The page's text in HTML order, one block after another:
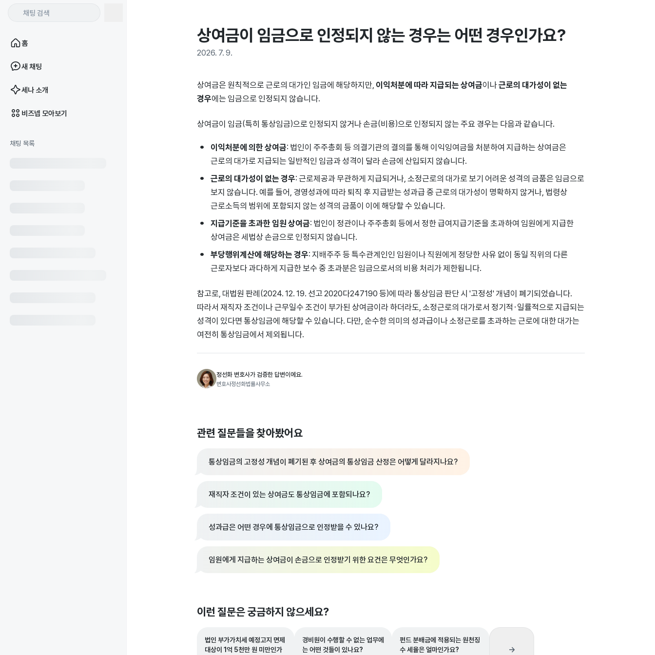
홈
새 채팅
세나 소개
비즈넵 모아보기
채팅 목록
상여금이 임금으로 인정되지 않는 경우는 어떤 경우인가요?
2026. 7. 9.
상여금은 원칙적으로 근로의 대가인 임금에 해당하지만, 이익처분에 따라 지급되는 상여금이나근로의 대가성이 없는
경우에는 임금으로 인정되지 않습니다.
상여금이 임금(특히 통상임금)으로 인정되지 않거나 손금(비용)으로 인정되지 않는 주요 경우는 다음과 같습니다.
이익처분에 의한 상여금: 법인이 주주총회 등 의결기관의 결의를 통해 이익잉여금을 처분하여 지급하는 상여금은
근로의 대가로 지급되는 일반적인 임금과 성격이 달라 손금에 산입되지 않습니다.
근로의 대가성이 없는 경우: 근로제공과 무관하게 지급되거나, 소정근로의 대가로 보기 어려운 성격의 금품은 임금으로
보지 않습니다. 예를 들어, 경영성과에 따라 퇴직 후 지급받는 성과급 중 근로의 대가성이 명확하지 않거나, 법령상
근로소득의 범위에 포함되지 않는 성격의 금품이 이에 해당할 수 있습니다.
지급기준을 초과한 임원 상여금: 법인이 정관이나 주주총회 등에서 정한 급여지급기준을 초과하여 임원에게 지급한
상여금은 세법상 손금으로 인정되지 않습니다.
부당행위계산에 해당하는 경우: 지배주주 등 특수관계인인 임원이나 직원에게 정당한 사유 없이 동일 직위의 다른
근로자보다 과다하게 지급한 보수 중 초과분은 임금으로서의 비용 처리가 제한됩니다.
참고로, 대법원 판례(2024. 12. 19. 선고 2020다247190 등)에 따라 통상임금 판단 시 '고정성' 개념이 폐기되었습니다.
따라서 재직자 조건이나 근무일수 조건이 부가된 상여금이라 하더라도, 소정근로의 대가로서 정기적·일률적으로 지급되는
성격이 있다면 통상임금에 해당할 수 있습니다. 다만, 순수한 의미의 성과급이나 소정근로를 초과하는 근로에 대한 대가는
여전히 통상임금에서 제외됩니다.
정선화 변호사가 검증한 답변이에요.
변호사정선화법률사무소
관련 질문들을 찾아봤어요
통상임금의 고정성 개념이 폐기된 후 상여금의 통상임금 산정은 어떻게 달라지나요?
재직자 조건이 있는 상여금도 통상임금에 포함되나요?
성과급은 어떤 경우에 통상임금으로 인정받을 수 있나요?
임원에게 지급하는 상여금이 손금으로 인정받기 위한 요건은 무엇인가요?
이런 질문은 궁금하지 않으세요?
법인 부가가치세 예정고지 면제
대상이 1억 5천만 원 미만인가
경비원이 수행할 수 없는 업무에
는 어떤 것들이 있나요?
펀드 분배금에 적용되는 원천징
수 세율은 얼마인가요?
→